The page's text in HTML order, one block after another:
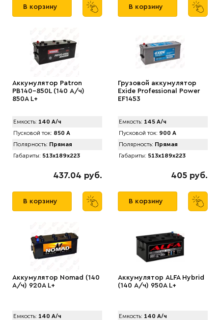
В корзину В корзину
Аккумулятор Patron
PB140-850L (140 А/ч)
850A L+
Емкость: 140 А/ч
Пусковой ток: 850 А
Полярность: Прямая
Габариты: 513x189x223
437.04 руб.
В корзину
Грузовой аккумулятор
Exide Professional Power
EF1453
Емкость: 145 А/ч
Пусковой ток: 900 А
Полярность: Прямая
Габариты: 513x189x223
405 руб.
В корзину
Аккумулятор Nomad (140
А/ч) 920A L+
Емкость: 140 А/ч
Аккумулятор ALFA Hybrid
(140 А/ч) 950A L+
Емкость: 140 А/ч